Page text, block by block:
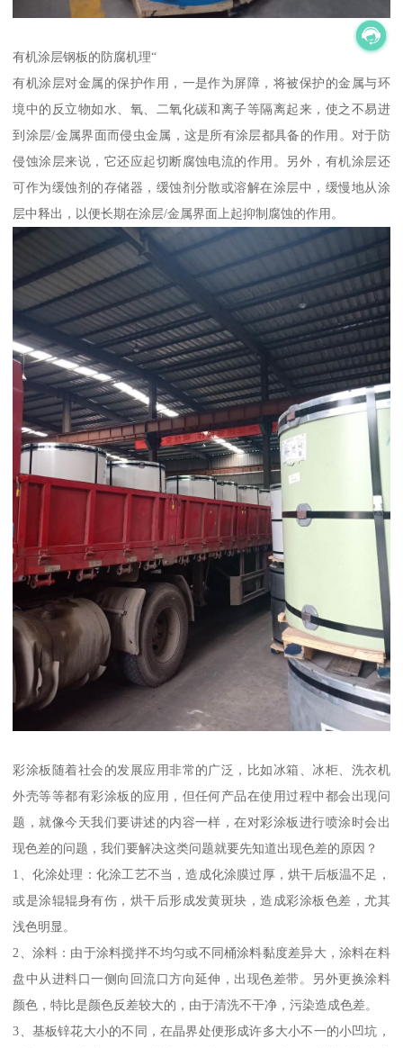
有机涂层钢板的防腐机理“
有机涂层对金属的保护作用，一是作为屏障，将被保护的金属与环
境中的反立物如水、氧、二氧化碳和离子等隔离起来，使之不易进
到涂层/金属界面而侵虫金属，这是所有涂层都具备的作用。对于防
侵蚀涂层来说，它还应起切断腐蚀电流的作用。另外，有机涂层还
可作为缓蚀剂的存储器，缓蚀剂分散或溶解在涂层中，缓慢地从涂
层中释出，以便长期在涂层/金属界面上起抑制腐蚀的作用。
彩涂板随着社会的发展应用非常的广泛，比如冰箱、冰柜、洗衣机
外壳等等都有彩涂板的应用，但任何产品在使用过程中都会出现问
题，就像今天我们要讲述的内容一样，在对彩涂板进行喷涂时会出
现色差的问题，我们要解决这类问题就要先知道出现色差的原因？
1、化涂处理：化涂工艺不当，造成化涂膜过厚，烘干后板温不足，
或是涂辊辊身有伤，烘干后形成发黄斑块，造成彩涂板色差，尤其
浅色明显。
2、涂料：由于涂料搅拌不均匀或不同桶涂料黏度差异大，涂料在料
盘中从进料口一侧向回流口方向延伸，出现色差带。另外更换涂料
颜色，特比是颜色反差较大的，由于清洗不干净，污染造成色差。
3、基板锌花大小的不同，在晶界处便形成许多大小不一的小凹坑，